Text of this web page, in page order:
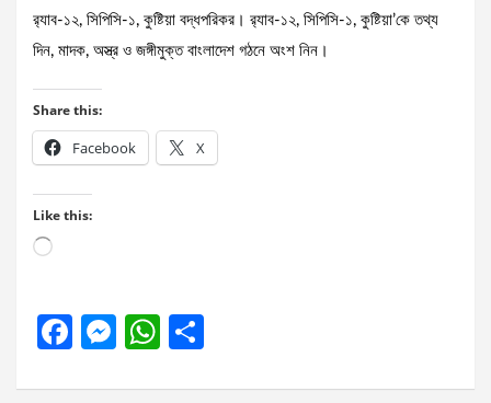
র‌্যাব-১২, সিপিসি-১, কুষ্টিয়া বদ্ধপরিকর। র‌্যাব-১২, সিপিসি-১, কুষ্টিয়া’কে তথ্য
দিন, মাদক, অস্ত্র ও জঙ্গীমুক্ত বাংলাদেশ গঠনে অংশ নিন।
Share this:
Facebook X
Like this:
Loading…
F
M
W